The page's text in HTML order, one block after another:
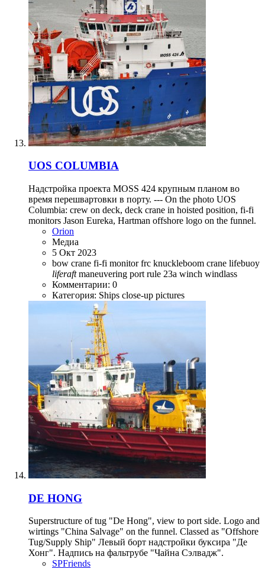
UOS COLUMBIA
Надстройка проекта MOSS 424 крупным планом во
время перешвартовки в порту. --- On the photo UOS
Columbia: crew on deck, deck crane in hoisted position, fi-fi
monitors Jason Eureka, Hartman offshore logo on the funnel.
Orion
Медиа
5 Окт 2023
bow crane fi-fi monitorfrc knuckleboom crane lifebuoy
liferaft maneuvering port rule 23a winch windlass
Комментарии: 0
Категория: Ships close-up pictures
DE HONG
Superstructure of tug "De Hong", view to port side. Logo and
wirtings "China Salvage" on the funnel. Classed as "Offshore
Tug/Supply Ship" Левый борт надстройки буксира "Де
Хонг". Надпись на фальтрубе "Чайна Сэлвадж".
SPFriends